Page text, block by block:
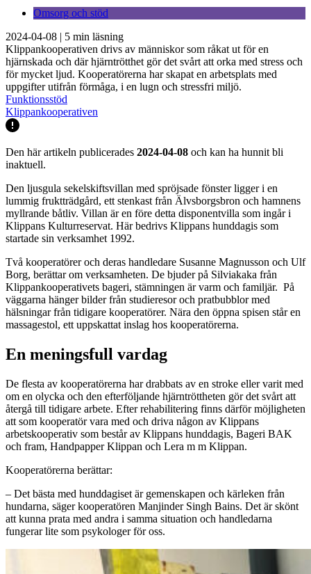
Omsorg och stöd
2024-04-08 | 5 min läsning
Klippankooperativen drivs av människor som råkat ut för en
hjärnskada och där hjärntrötthet gör det svårt att orka med stress och
för mycket ljud. Kooperatörerna har skapat en arbetsplats med
uppgifter utifrån förmåga, i en lugn och stressfri miljö.
Funktionsstöd
Klippankooperativen
Den här artikeln publicerades 2024-04-08 och kan ha hunnit bli
inaktuell.
Den ljusgula sekelskiftsvillan med spröjsade fönster ligger i en
lummig fruktträdgård, ett stenkast från Älvsborgsbron och hamnens
myllrande båtliv. Villan är en före detta disponentvilla som ingår i
Klippans Kulturreservat. Här bedrivs Klippans hunddagis som
startade sin verksamhet 1992.
Två kooperatörer och deras handledare Susanne Magnusson och Ulf
Borg, berättar om verksamheten. De bjuder på Silviakaka från
Klippankooperativets bageri, stämningen är varm och familjär. På
väggarna hänger bilder från studieresor och pratbubblor med
hälsningar från tidigare kooperatörer. Nära den öppna spisen står en
massagestol, ett uppskattat inslag hos kooperatörerna.
En meningsfull vardag
De flesta av kooperatörerna har drabbats av en stroke eller varit med
om en olycka och den efterföljande hjärntröttheten gör det svårt att
återgå till tidigare arbete. Efter rehabilitering finns därför möjligheten
att som kooperatör vara med och driva någon av Klippans
arbetskooperativ som består av Klippans hunddagis, Bageri BAK
och fram, Handpapper Klippan och Lera m m Klippan.
Kooperatörerna berättar:
– Det bästa med hunddagiset är gemenskapen och kärleken från
hundarna, säger kooperatören Manjinder Singh Bains. Det är skönt
att kunna prata med andra i samma situation och handledarna
fungerar lite som psykologer för oss.